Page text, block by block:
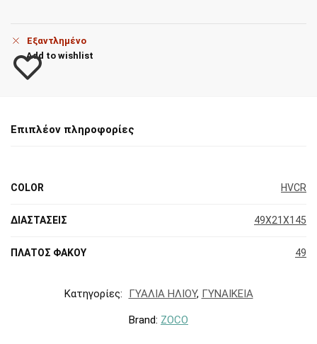
Εξαντλημένο
Add to wishlist
Επιπλέον πληροφορίες
COLOR HVCR
ΔΙΑΣΤΑΣΕΙΣ 49X21X145
ΠΛΑΤΟΣ ΦΑΚΟΥ 49
Κατηγορίες: ΓΥΑΛΙΑ ΗΛΙΟΥ, ΓΥΝΑΙΚΕΙΑ
Brand: ZOCO